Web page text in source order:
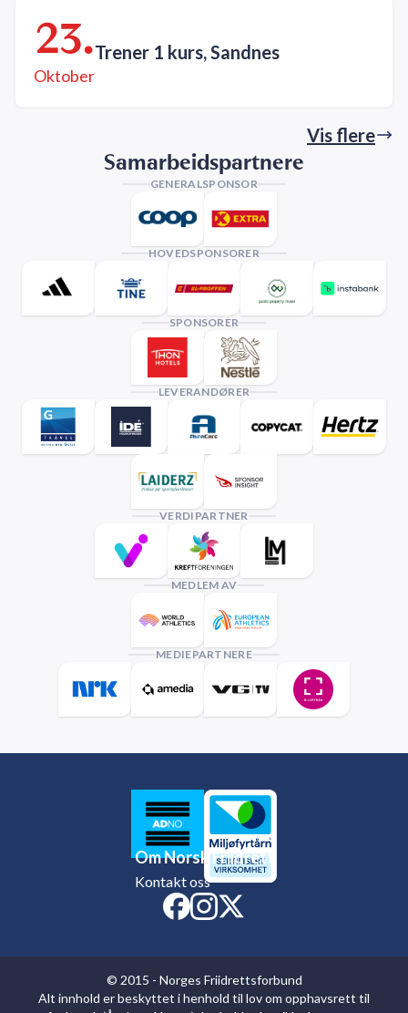
23.
Oktober
Trener 1 kurs, Sandnes
Vis flere
Samarbeidspartnere
GENERALSPONSOR
HOVEDSPONSORER
SPONSORER
LEVERANDØRER
VERDIPARTNER
MEDLEM AV
MEDIEPARTNERE
Om Norsk Friidrett
Kontakt oss
© 2015 - Norges Friidrettsforbund
Alt innhold er beskyttet i henhold til lov om opphavsrett til